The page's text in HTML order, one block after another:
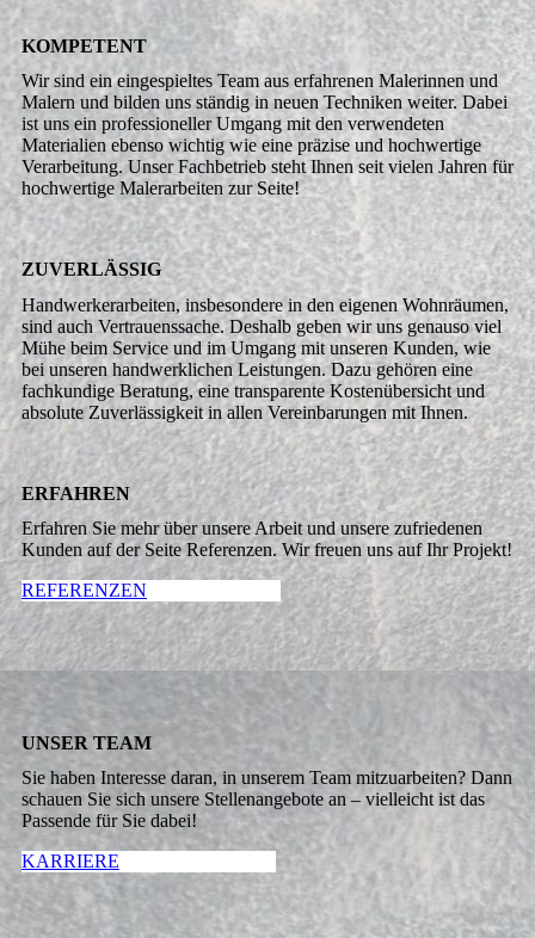
KOMPETENT
Wir sind ein eingespieltes Team aus erfahrenen Malerinnen und
Malern und bilden uns ständig in neuen Techniken weiter. Dabei
ist uns ein professioneller Umgang mit den verwendeten
Materialien ebenso wichtig wie eine präzise und hochwertige
Verarbeitung. Unser Fachbetrieb steht Ihnen seit vielen Jahren für
hochwertige Malerarbeiten zur Seite!
ZUVERLÄSSIG
Handwerkerarbeiten, insbesondere in den eigenen Wohnräumen,
sind auch Vertrauenssache. Deshalb geben wir uns genauso viel
Mühe beim Service und im Umgang mit unseren Kunden, wie
bei unseren handwerklichen Leistungen. Dazu gehören eine
fachkundige Beratung, eine transparente Kostenübersicht und
absolute Zuverlässigkeit in allen Vereinbarungen mit Ihnen.
ERFAHREN
Erfahren Sie mehr über unsere Arbeit und unsere zufriedenen
Kunden auf der Seite Referenzen. Wir freuen uns auf Ihr Projekt!
REFERENZEN
UNSER TEAM
Sie haben Interesse daran, in unserem Team mitzuarbeiten? Dann
schauen Sie sich unsere Stellenangebote an – vielleicht ist das
Passende für Sie dabei!
KARRIERE